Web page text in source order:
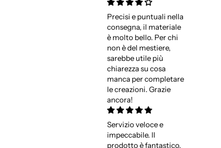
Precisi e puntuali nella
consegna, il materiale
è molto bello. Per chi
non è del mestiere,
sarebbe utile più
chiarezza su cosa
manca per completare
le creazioni. Grazie
ancora!
Servizio veloce e
impeccabile. Il
prodotto è fantastico,